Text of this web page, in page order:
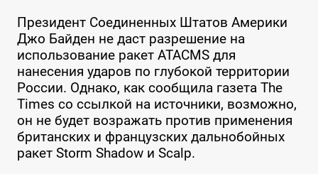
Президент Соединенных Штатов Америки
Джо Байден не даст разрешение на
использование ракет ATACMS для
нанесения ударов по глубокой территории
России. Однако, как сообщила газета The
Times со ссылкой на источники, возможно,
он не будет возражать против применения
британских и французских дальнобойных
ракет Storm Shadow и Scalp.